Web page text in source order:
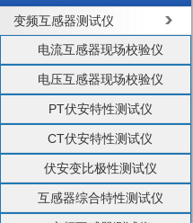
变频互感器测试仪
电流互感器现场校验仪
电压互感器现场校验仪
PT伏安特性测试仪
CT伏安特性测试仪
伏安变比极性测试仪
互感器综合特性测试仪